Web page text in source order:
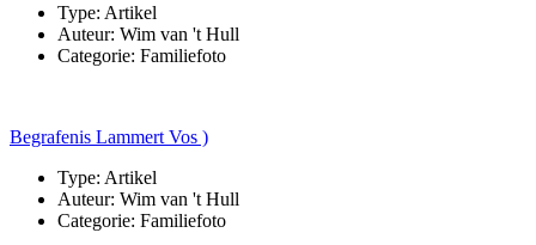
Type: Artikel
Auteur: Wim van 't Hull
Categorie: Familiefoto
Begrafenis Lammert Vos )
Type: Artikel
Auteur: Wim van 't Hull
Categorie: Familiefoto